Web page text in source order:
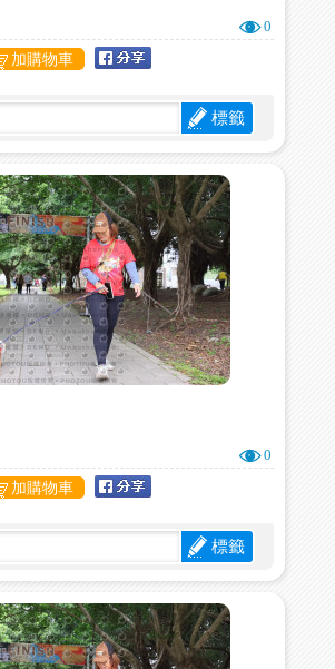
0
加購物車
標籤
0
加購物車
標籤